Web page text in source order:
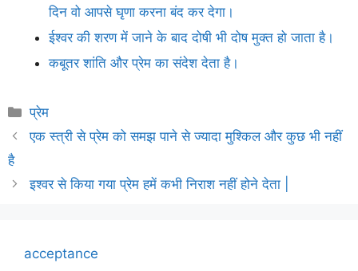
दिन वो आपसे घृणा करना बंद कर देगा।
ईश्वर की शरण में जाने के बाद दोषी भी दोष मुक्त हो जाता है।
कबूतर शांति और प्रेम का संदेश देता है।
Categories
प्रेम
एक स्त्री से प्रेम को समझ पाने से ज्यादा मुश्किल और कुछ भी नहीं
है
इश्वर से किया गया प्रेम हमें कभी निराश नहीं होने देता |
acceptance